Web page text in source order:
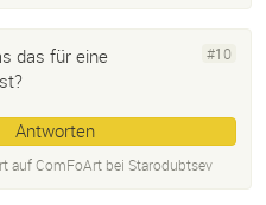
#10
das für eine
Antworten
aufComFoArt bei Starodubtsev